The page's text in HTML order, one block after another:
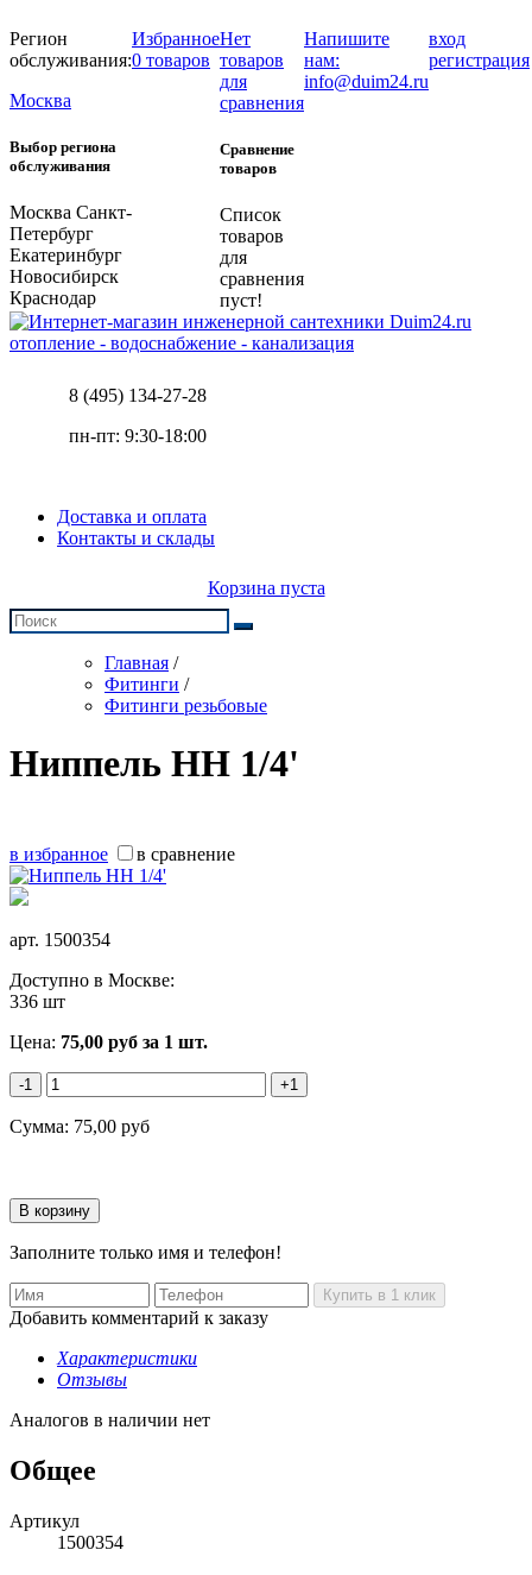
Регион
обслуживания:
Москва
Выбор региона
обслуживания
Москва Санкт-
Петербург
Екатеринбург
Новосибирск
Краснодар
Избранное
0 товаров
Нет
товаров
для
сравнения
Сравнение
товаров
Список
товаров
для
сравнения
пуст!
Напишите
нам:
info@duim24.ru
вход
регистрация
отопление - водоснабжение - канализация
8 (495) 134-27-28
пн-пт: 9:30-18:00
Доставка и оплата
Контакты и склады
Корзина пуста
Главная /
Фитинги /
Фитинги резьбовые
Ниппель НН 1/4'
в избранное в сравнение
арт. 1500354
Доступно в Москве:
336 шт
Цена: 75,00 руб за 1 шт.
-1 +1
Сумма: 75,00 руб
Заполните только имя и телефон!
Добавить комментарий к заказу
Характеристики
Отзывы
Аналогов в наличии нет
Общее
Артикул
1500354